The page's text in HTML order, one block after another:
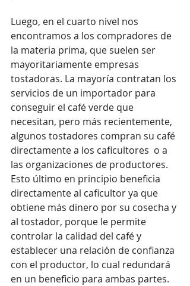
Luego, en el cuarto nivel nos
encontramos a los compradores de
la materia prima, que suelen ser
mayoritariamente empresas
tostadoras. La mayoría contratan los
servicios de un importador para
conseguir el café verde que
necesitan, pero más recientemente,
algunos tostadores compran su café
directamente a los caficultores  o a
las organizaciones de productores.
Esto último en principio beneficia
directamente al caficultor ya que
obtiene más dinero por su cosecha y
al tostador, porque le permite
controlar la calidad del café y
establecer una relación de confianza
con el productor, lo cual redundará
en un beneficio para ambas partes.